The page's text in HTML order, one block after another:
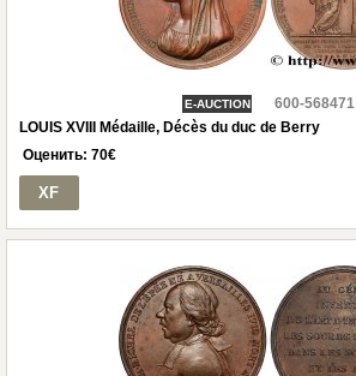
E-AUCTION
600-568471
LOUIS XVIII Médaille, Décès du duc de Berry
Оценить: 70€
XF